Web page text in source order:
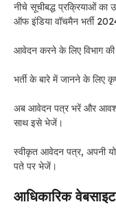
नीचे सूचीबद्ध प्रक्रियाओं का
ऑफ इंडिया वॉचमैन भर्ती
आवेदन करने के लिए विभाग
भर्ती के बारे में जानने के लिए
अब आवेदन पत्र भरें और
साथ इसे भेजें।
स्वीकृत आवेदन पत्र, अपनी
पते पर भेजें।
आधिकारिक